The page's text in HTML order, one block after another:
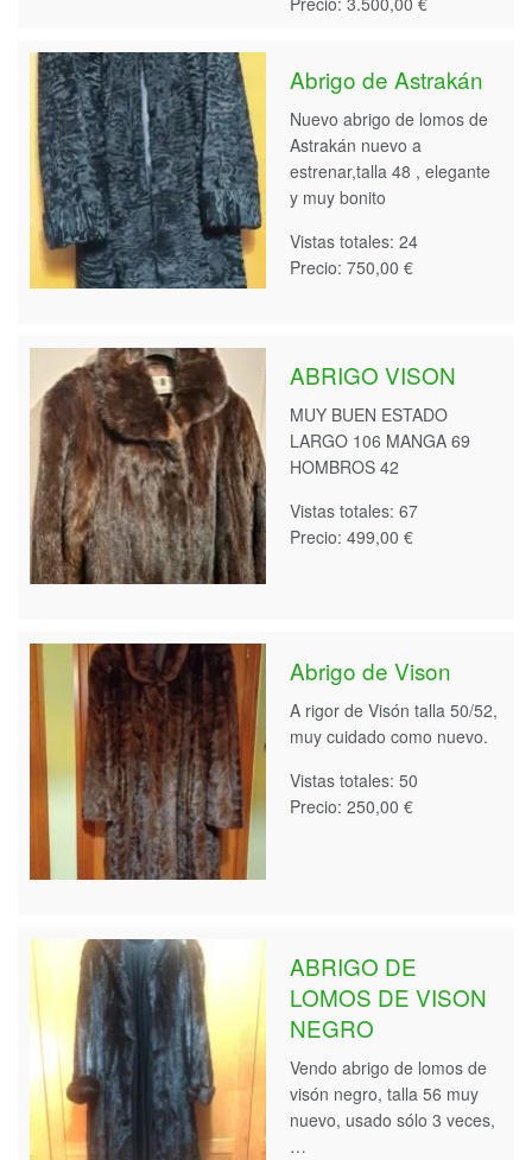
Abrigo de Astrakán
Nuevo abrigo de lomos de
Astrakán nuevo a
estrenar,talla 48 , elegante
y muy bonito
Vistas totales: 24
Precio: 750,00 €
ABRIGO VISON
MUY BUEN ESTADO
LARGO 106 MANGA 69
HOMBROS 42
Vistas totales: 67
Precio: 499,00 €
Abrigo de Vison
A rigor de Visón talla 50/52,
muy cuidado como nuevo.
Vistas totales: 50
Precio: 250,00 €
ABRIGO DE
LOMOS DE VISON
NEGRO
Vendo abrigo de lomos de
visón negro, talla 56 muy
nuevo, usado sólo 3 veces,
…